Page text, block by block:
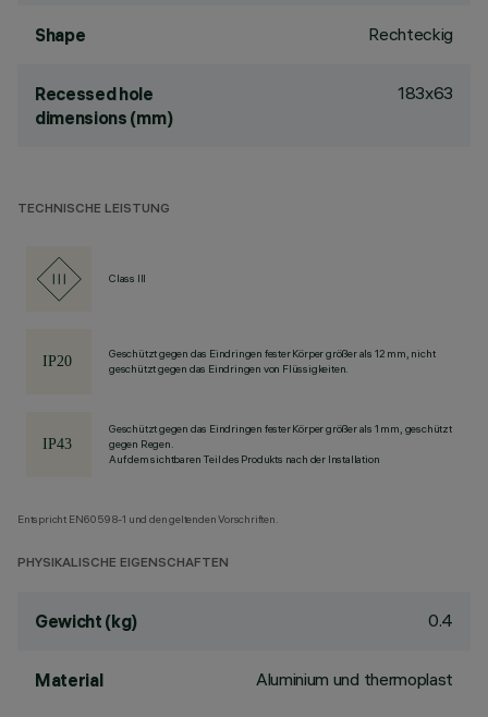
Shape Rechteckig
Recessed hole
dimensions (mm)
183x63
TECHNISCHE LEISTUNG
Class III
Geschützt gegen das Eindringen fester Körper größer als 12 mm, nicht
geschützt gegen das Eindringen von Flüssigkeiten.
Geschützt gegen das Eindringen fester Körper größer als 1 mm, geschützt
gegen Regen.
Auf dem sichtbaren Teil des Produkts nach der Installation
Entspricht EN60598-1 und den geltenden Vorschriften.
PHYSIKALISCHE EIGENSCHAFTEN
Gewicht (kg) 0.4
Material Aluminium und thermoplast